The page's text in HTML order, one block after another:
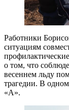
Работники
ситуациям
о том, что
весеннем льду
трагедии. В
«А».